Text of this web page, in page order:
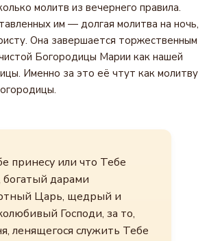
молитв из вечернего правила.
им — долгая молитва на ночь,
Она завершается торжественным
Богородицы Марии как нашей
Именно за это её чтут как молитву
принесу или что Тебе
богатый дарами
Царь, щедрый и
Господи, за то,
ленящегося служить Тебе